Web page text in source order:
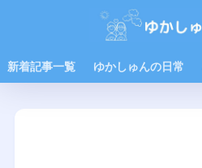
新着記事一覧 ゆかしゅんの日常